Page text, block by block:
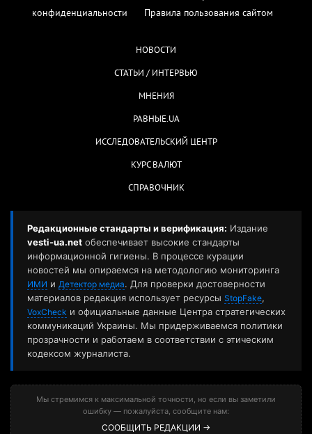
конфиденциальности
Правила пользования сайтом
НОВОСТИ
СТАТЬИ / ИНТЕРВЬЮ
МНЕНИЯ
РАВНЫЕ.UA
ИССЛЕДОВАТЕЛЬСКИЙ ЦЕНТР
КУРС ВАЛЮТ
СПРАВОЧНИК
Редакционные стандарты и верификация: Издание
vesti-ua.net обеспечивает высокие стандарты
информационной гигиены. В процессе курации
новостей мы опираемся на методологию мониторинга
ИМИ и Детектор медиа. Для проверки достоверности
материалов редакция использует ресурсы StopFake,
VoxCheck и официальные данные Центра стратегических
коммуникаций Украины. Мы придерживаемся политики
прозрачности и работаем в соответствии с этическим
кодексом журналиста.
Мы стремимся к максимальной точности, но если вы заметили
ошибку — пожалуйста, сообщите нам:
СООБЩИТЬ РЕДАКЦИИ →